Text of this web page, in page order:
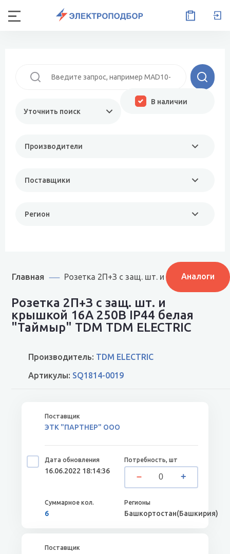
Уточнить поиск
Производители
Поставщики
Регион
В наличии
Главная Розетка 2П+З с защ. шт. и крышкой 16А
Аналоги
Розетка 2П+З с защ. шт. и
крышкой 16А 250В IP44 белая
"Таймыр" TDM TDM ELECTRIC
Производитель: TDM ELECTRIC
Артикулы: SQ1814-0019
ЭТК "ПАРТНЕР" ООО
16.06.2022 18:14:36
6 Башкортостан(Башкирия)